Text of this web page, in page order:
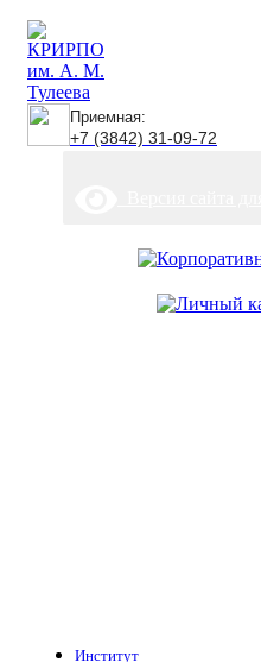
Приемная:
+7 (3842) 31-09-72
Институт